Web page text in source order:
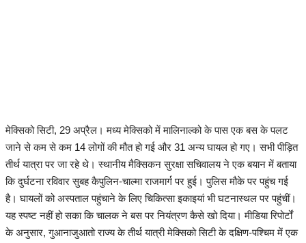
मेक्सिको सिटी, 29 अप्रैल। मध्य मेक्सिको में मालिनाल्को के पास एक बस के पलट
जाने से कम से कम 14 लोगों की मौत हो गई और 31 अन्य घायल हो गए। सभी पीड़ित
तीर्थ यात्रा पर जा रहे थे। स्थानीय मैक्सिकन सुरक्षा सचिवालय ने एक बयान में बताया
कि दुर्घटना रविवार सुबह कैपुलिन-चाल्मा राजमार्ग पर हुई। पुलिस मौके पर पहुंच गई
है। घायलों को अस्पताल पहुंचाने के लिए चिकित्सा इकाइयां भी घटनास्थल पर पहुंचीं।
यह स्पष्ट नहीं हो सका कि चालक ने बस पर नियंत्रण कैसे खो दिया। मीडिया रिपोर्टों
के अनुसार, गुआनाजुआतो राज्य के तीर्थ यात्री मेक्सिको सिटी के दक्षिण-पश्चिम में एक